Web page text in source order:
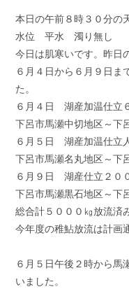
本日の午前８時３０分
水位 平水 濁り無し
今日は肌寒いです。昨日
６月４日から６月９日ま
た。
６月４日 湖産加温仕立
下呂市馬瀬中切地区～下
６月５日 湖産加温仕立
下呂市馬瀬名丸地区～下
６月９日 湖産仕立２０
下呂市馬瀬黒石地区～下
総合計５０００㎏放流済
今年度の稚鮎放流は計画
６月５日午後２時から馬
いました。